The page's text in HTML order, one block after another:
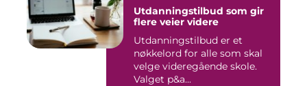
Utdanningstilbud som gir
flere veier videre
Utdanningstilbud er et
nøkkelord for alle som skal
velge videregående skole.
Valget p&a...